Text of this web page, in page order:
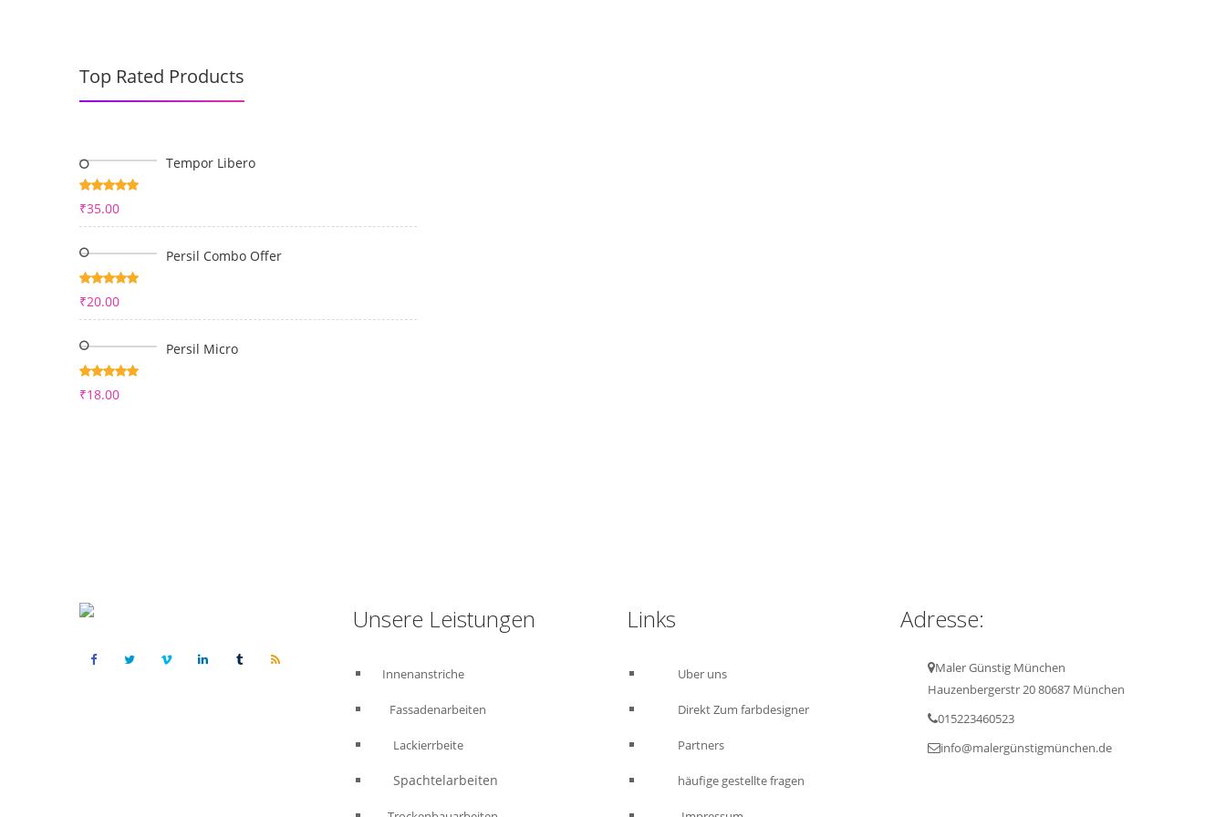
Top Rated Products
Tempor Libero
Bewertet
mit 5.00
von 5
₹35.00
Persil Combo Offer
Bewertet
mit 5.00
von 5
₹20.00
Persil Micro
Bewertet
mit5.00
₹18.00
Unsere Leistungen
Innenanstriche
Fassadenarbeiten
Lackierrbeite
Spachtelarbeiten
Links
Uber uns
Direkt Zum farbdesigner
Partners
häufige gestellte fragen
Adresse:
Maler Günstig München
Hauzenbergerstr 20 80687 München
015223460523
info@malergünstigmünchen.de